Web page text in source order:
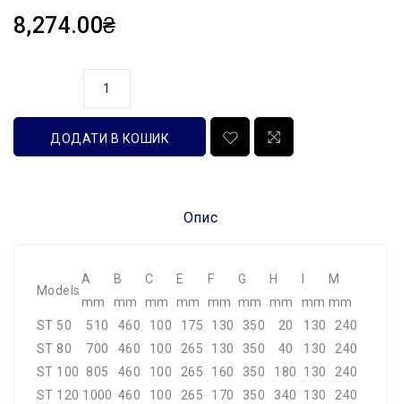
8,274.00₴
ДОДАТИ В КОШИК
Опис
Models
A
mm
B
mm
C
mm
E
mm
F
mm
G
mm
H
mm
mm
M
mm
ST 50
510 460 100 175 130 350 20 130
240
ST 80
700 460 100 265 130 350 40 130
240
ST 100
805 460 100 265 160 350 180 130
240
ST 120 1000 460 100 265 170 350 340 130
240